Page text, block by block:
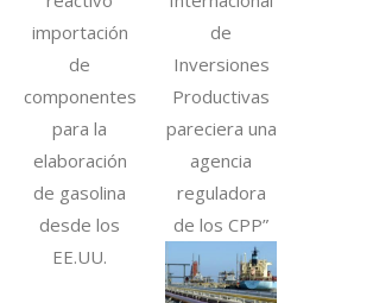
importación
de
componentes
para la
elaboración
de gasolina
desde los
EE.UU.
de
Inversiones
Productivas
pareciera una
agencia
reguladora
de los CPP”